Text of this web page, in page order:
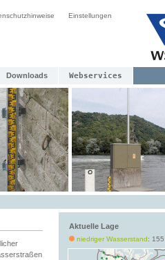
Einstellungen
Downloads Webservices
Aktuelle Lage
niedriger Wasserstand: